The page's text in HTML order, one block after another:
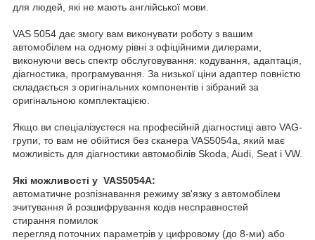
для людей, які не мають англійської мови.
VAS 5054 дає змогу вам виконувати роботу з вашим
автомобілем на одному рівні з офіційними дилерами,
виконуючи весь спектр обслуговування: кодування, адаптація,
діагностика, програмування. За низької ціни адаптер повністю
складається з оригінальних компонентів і зібраний за
оригінальною комплектацією.
Якщо ви спеціалізуєтеся на професійній діагностиці авто VAG-
групи, то вам не обійтися без сканера VAS5054a, який має
можливість для діагностики автомобілів Skoda, Audi, Seat і VW.
Які можливості у VAS5054A:
автоматичне розпізнавання режиму зв'язку з автомобілем
зчитування й розшифрування кодів несправностей
стирання помилок
перегляд поточних параметрів у цифровому (до 8-ми) або